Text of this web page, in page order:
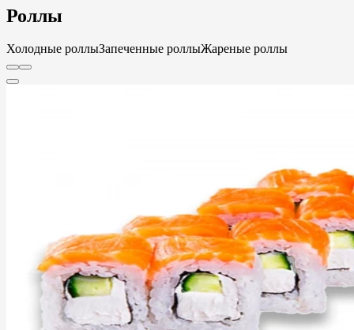
Роллы
Холодные роллыЗапеченные роллыЖареные роллы